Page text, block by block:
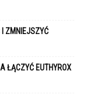
ZMNIEJSZYĆ
ŁĄCZYĆ EUTHYROX